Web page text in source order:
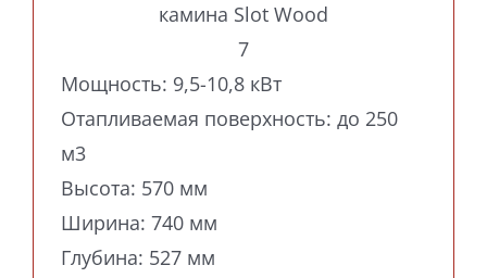
камина Slot Wood
7
Мощность: 9,5-10,8 кВт
Отапливаемая поверхность: до 250
м3
Высота: 570 мм
Ширина: 740 мм
Глубина: 527 мм